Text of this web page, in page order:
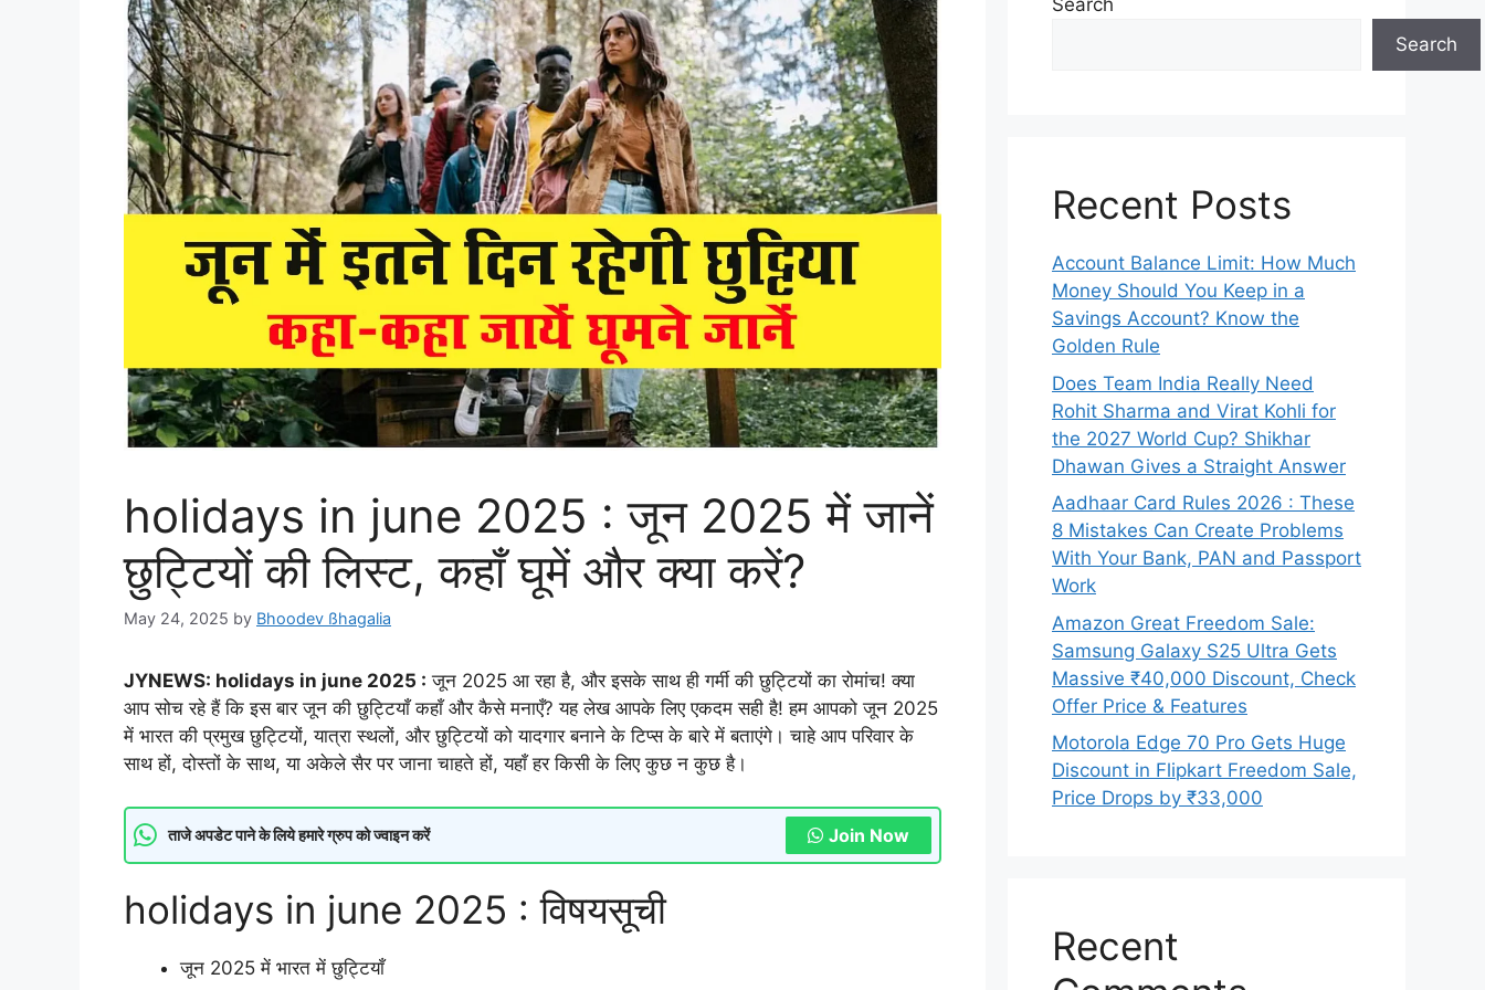
holidays in june 2025 : जून 2025 में जानें
छुट्टियों की लिस्ट, कहाँ घूमें और क्या करें?
May 24, 2025 by Bhoodev ßhagalia
JYNEWS: holidays in june 2025 : जून 2025 आ रहा है, और इसके साथ ही गर्मी की छुट्टियों का रोमांच! क्या
आप सोच रहे हैं कि इस बार जून की छुट्टियाँ कहाँ और कैसे मनाएँ? यह लेख आपके लिए एकदम सही है! हम आपको जून 2025
में भारत की प्रमुख छुट्टियों, यात्रा स्थलों, और छुट्टियों को यादगार बनाने के टिप्स के बारे में बताएंगे। चाहे आप परिवार के
साथ हों, दोस्तों के साथ, या अकेले सैर पर जाना चाहते हों, यहाँ हर किसी के लिए कुछ न कुछ है।
ताजे अपडेट पाने के लिये हमारे ग्रुप को ज्वाइन करें Join Now
holidays in june 2025 : विषयसूची
जून 2025 में भारत में छुट्टियाँ
Search
Search
Recent Posts
Account Balance Limit: How Much
Money Should You Keep in a
Savings Account? Know the
Golden Rule
Does Team India Really Need
Rohit Sharma and Virat Kohli for
the 2027 World Cup? Shikhar
Dhawan Gives a Straight Answer
Aadhaar Card Rules 2026 : These
8 Mistakes Can Create Problems
With Your Bank, PAN and Passport
Work
Amazon Great Freedom Sale:
Samsung Galaxy S25 Ultra Gets
Massive ₹40,000 Discount, Check
Offer Price & Features
Motorola Edge 70 Pro Gets Huge
Discount in Flipkart Freedom Sale,
Price Drops by ₹33,000
Recent